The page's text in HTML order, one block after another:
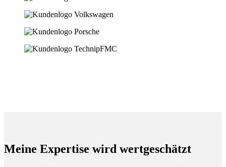
Meine Expertise wird wertgeschätzt